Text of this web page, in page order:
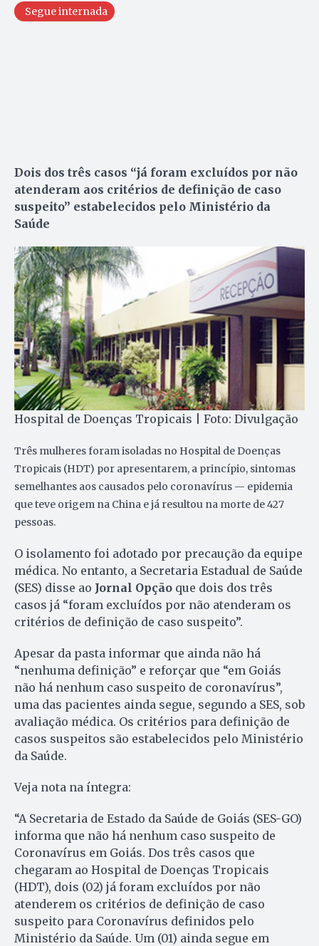
Segue internada
Dois dos três casos “já foram excluídos por não
atenderam aos critérios de definição de caso
suspeito” estabelecidos pelo Ministério da
Saúde
Hospital de Doenças Tropicais | Foto: Divulgação
Três mulheres foram isoladas no Hospital de Doenças
Tropicais (HDT) por apresentarem, a princípio, sintomas
semelhantes aos causados pelo coronavírus — epidemia
que teve origem na China e já resultou na morte de 427
pessoas.
O isolamento foi adotado por precaução da equipe
médica. No entanto, a Secretaria Estadual de Saúde
(SES) disse ao Jornal Opção que dois dos três
casos já “foram excluídos por não atenderam os
critérios de definição de caso suspeito”.
Apesar da pasta informar que ainda não há
“nenhuma definição” e reforçar que “em Goiás
não há nenhum caso suspeito de coronavírus”,
uma das pacientes ainda segue, segundo a SES, sob
avaliação médica. Os critérios para definição de
casos suspeitos são estabelecidos pelo Ministério
da Saúde.
Veja nota na íntegra:
“A Secretaria de Estado da Saúde de Goiás (SES-GO)
informa que não há nenhum caso suspeito de
Coronavírus em Goiás. Dos três casos que
chegaram ao Hospital de Doenças Tropicais
(HDT), dois (02) já foram excluídos por não
atenderem os critérios de definição de caso
suspeito para Coronavírus definidos pelo
Ministério da Saúde. Um (01) ainda segue em